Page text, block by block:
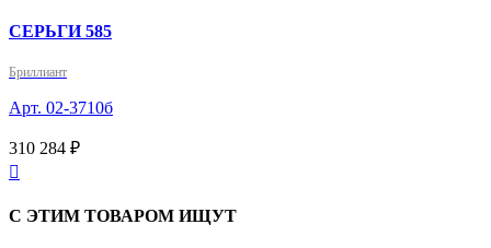
СЕРЬГИ 585
Бриллиант
Арт. 02-3710б
310 284 ₽

С ЭТИМ ТОВАРОМ ИЩУТ